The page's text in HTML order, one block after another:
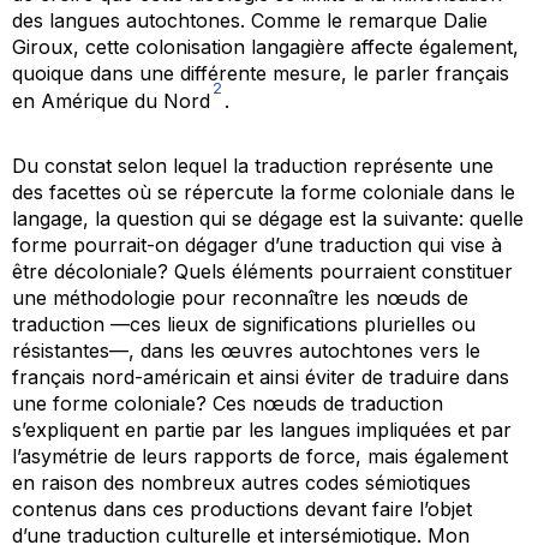
des langues autochtones. Comme le remarque Dalie
Giroux, cette colonisation langagière affecte également,
quoique dans une différente mesure, le parler français
en Amérique du Nord
2
.
Du constat selon lequel la traduction représente une
des facettes où se répercute la forme coloniale dans le
langage, la question qui se dégage est la suivante: quelle
forme pourrait-on dégager d’une traduction qui vise à
être décoloniale? Quels éléments pourraient constituer
une méthodologie pour reconnaître les nœuds de
traduction —ces lieux de significations plurielles ou
résistantes—, dans les œuvres autochtones vers le
français nord-américain et ainsi éviter de traduire dans
une forme coloniale? Ces nœuds de traduction
s’expliquent en partie par les langues impliquées et par
l’asymétrie de leurs rapports de force, mais également
en raison des nombreux autres codes sémiotiques
contenus dans ces productions devant faire l’objet
d’une traduction culturelle et intersémiotique. Mon